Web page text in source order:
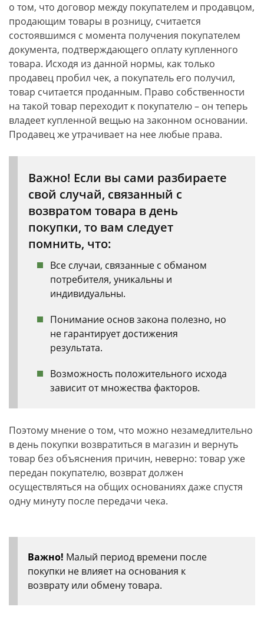
о том, что договор между покупателем и продавцом,
продающим товары в розницу, считается
состоявшимся с момента получения покупателем
документа, подтверждающего оплату купленного
товара. Исходя из данной нормы, как только
продавец пробил чек, а покупатель его получил,
товар считается проданным. Право собственности
на такой товар переходит к покупателю – он теперь
владеет купленной вещью на законном основании.
Продавец же утрачивает на нее любые права.
Важно! Если вы сами разбираете
свой случай, связанный с
возвратом товара в день
покупки, то вам следует
помнить, что:
Все случаи, связанные с обманом
потребителя, уникальны и
индивидуальны.
Понимание основ закона полезно, но
не гарантирует достижения
результата.
Возможность положительного исхода
зависит от множества факторов.
Поэтому мнение о том, что можно незамедлительно
в день покупки возвратиться в магазин и вернуть
товар без объяснения причин, неверно: товар уже
передан покупателю, возврат должен
осуществляться на общих основаниях даже спустя
одну минуту после передачи чека.
Важно! Малый период времени после
покупки не влияет на основания к
возврату или обмену товара.